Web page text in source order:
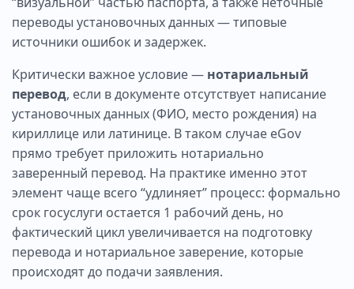
переводы установочных данных — типовые
источники ошибок и задержек.
Критически важное условие — нотариальный
перевод, если в документе отсутствует написание
установочных данных (ФИО, место рождения) на
кириллице или латинице. В таком случае eGov
прямо требует приложить нотариально
заверенный перевод. На практике именно этот
элемент чаще всего “удлиняет” процесс: формально
срок госуслуги остается 1 рабочий день, но
фактический цикл увеличивается на подготовку
перевода и нотариальное заверение, которые
происходят до подачи заявления.